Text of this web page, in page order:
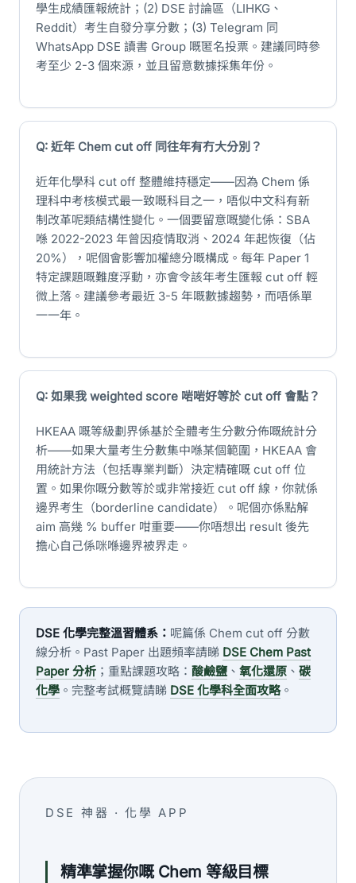
學生成績匯報統計；(2) DSE 討論區（LIHKG、
Reddit）考生自發分享分數；(3) Telegram 同
WhatsApp DSE 讀書 Group 嘅匿名投票。建議同時參
考至少 2-3 個來源，並且留意數據採集年份。
Q: 近年 Chem cut off 同往年有冇大分別？
近年化學科 cut off 整體維持穩定——因為 Chem 係
理科中考核模式最一致嘅科目之一，唔似中文科有新
制改革呢類結構性變化。一個要留意嘅變化係：SBA
喺 2022-2023 年曾因疫情取消、2024 年起恢復（佔
20%），呢個會影響加權總分嘅構成。每年 Paper 1
特定課題嘅難度浮動，亦會令該年考生匯報 cut off 輕
微上落。建議參考最近 3-5 年嘅數據趨勢，而唔係單
一一年。
Q: 如果我 weighted score 啱啱好等於 cut off 會點？
HKEAA 嘅等級劃界係基於全體考生分數分佈嘅統計分
析——如果大量考生分數集中喺某個範圍，HKEAA 會
用統計方法（包括專業判斷）決定精確嘅 cut off 位
置。如果你嘅分數等於或非常接近 cut off 線，你就係
邊界考生（borderline candidate）。呢個亦係點解
aim 高幾 % buffer 咁重要——你唔想出 result 後先
擔心自己係咪喺邊界被界走。
DSE 化學完整溫習體系： 呢篇係 Chem cut off 分數
線分析。Past Paper 出題頻率請睇 DSE Chem Past
Paper 分析 ；重點課題攻略： 酸鹼鹽 、 氧化還原 、 碳
化學 。完整考試概覽請睇 DSE 化學科全面攻略。
DSE 神器 · 化學 APP
精準掌握你嘅 Chem 等級目標